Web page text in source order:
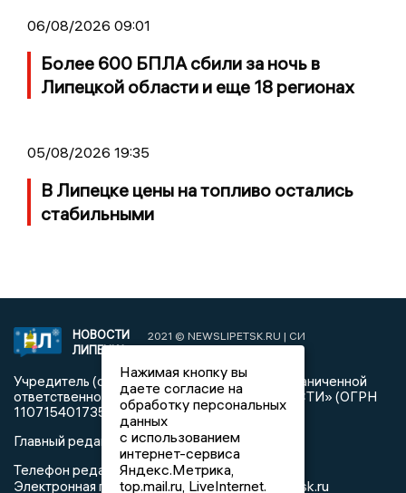
06/08/2026 09:01
Более 600 БПЛА сбили за ночь в
Липецкой области и еще 18 регионах
05/08/2026 19:35
В Липецке цены на топливо остались
стабильными
НОВОСТИ
ЛИПЕЦКА
2021 © NEWSLIPETSK.RU | СИ
Учредитель (соучредители): Общество с ограниченной
ответственностью «РЕГИОНАЛЬНЫЕ НОВОСТИ» (ОГРН
1107154017354)
Главный редактор: Герцог Е.Г.
Телефон редакции: +7 903 699 9427
Электронная почта редакции:info@newslipetsk.ru
Нажимая кнопку вы
даете согласие на
обработку персональных
данных
с использованием
интернет-сервиса
Яндекс.Метрика,
top.mail.ru, LiveInternet.